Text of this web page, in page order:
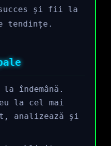
și fii la
tendințe.
îndemână.
la cel mai
analizează și